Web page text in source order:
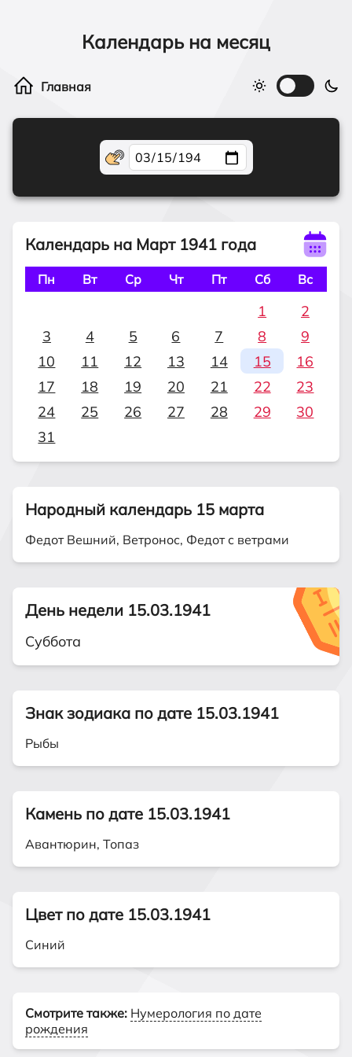
Календарь на месяц
Календарь на Март 1941 года
Пн Вт Ср Чт Пт Сб Вс
1
2
3
4 5 6 7 8
9
10
11 12 13 14 15
16
17
18 19 20 21 22
23
24
25 26 27 28 29
30
31
Народный календарь 15 марта
Федот Вешний, Ветронос, Федот с ветрами
День недели 15.03.1941
Суббота
Знак зодиака по дате 15.03.1941
Рыбы
Камень по дате 15.03.1941
Авантюрин, Топаз
Цвет по дате 15.03.1941
Синий
Смотрите также: Нумерология по дате
рождения